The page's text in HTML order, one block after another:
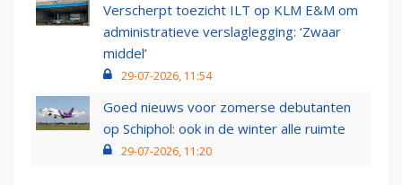
Verscherpt toezicht ILT op KLM E&M om
administratieve verslaglegging: ‘Zwaar
middel’
29-07-2026, 11:54
Goed nieuws voor zomerse debutanten
op Schiphol: ook in de winter alle ruimte
29-07-2026, 11:20